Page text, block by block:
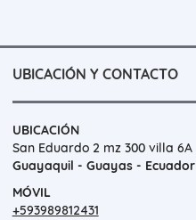
UBICACIÓN Y CONTACTO
UBICACIÓN
San Eduardo 2 mz 300 villa 6A
Guayaquil - Guayas - Ecuador
MÓVIL
+593989812431